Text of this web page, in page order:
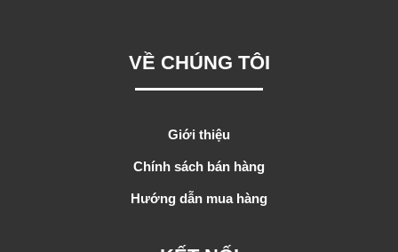
VỀ CHÚNG TÔI
Giới thiệu
Chính sách bán hàng
Hướng dẫn mua hàng